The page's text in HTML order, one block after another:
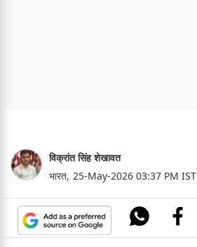
विक्रांत सिंह शेखावत
भारत, 25-May-2026 03:37 PM IST